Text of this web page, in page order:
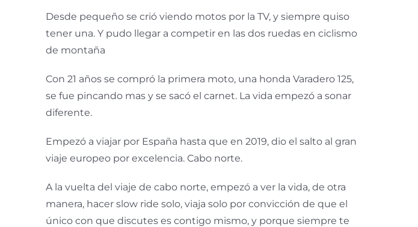
Desde pequeño se crió viendo motos por la TV, y siempre quiso
tener una. Y pudo llegar a competir en las dos ruedas en ciclismo
de montaña
Con 21 años se compró la primera moto, una honda Varadero 125,
se fue pincando mas y se sacó el carnet. La vida empezó a sonar
diferente.
Empezó a viajar por España hasta que en 2019, dio el salto al gran
viaje europeo por excelencia. Cabo norte.
A la vuelta del viaje de cabo norte, empezó a ver la vida, de otra
manera, hacer slow ride solo, viaja solo por convicción de que el
único con que discutes es contigo mismo, y porque siempre te